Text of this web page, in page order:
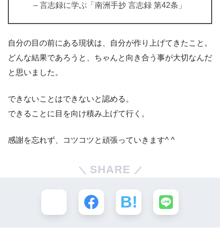
– 言志録に学ぶ「南洲手抄 言志録 第42条」
自分の目の前にある現状は、自分が作り上げてきたこと。
どんな結果であろうと、ちゃんと向き合う事が大切なんだ
と思いました。
できないことはできないと認める。
できることに目を向け積み上げて行く。
感謝を忘れず、コツコツと頑張っていきます^ ^
SHARE